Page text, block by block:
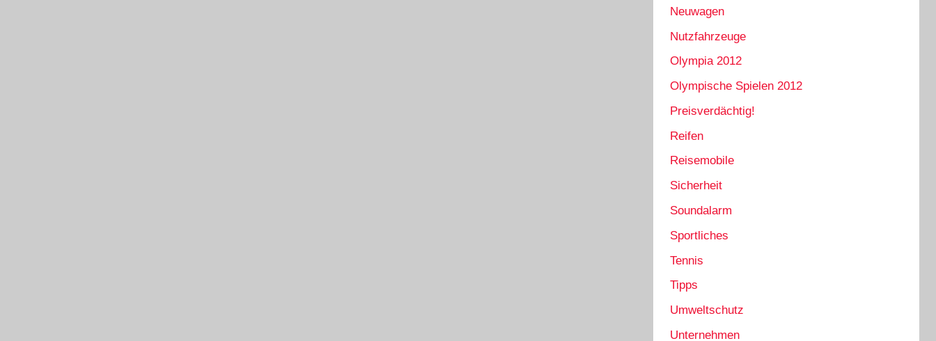
Neuwagen
Nutzfahrzeuge
Olympia 2012
Olympische Spielen 2012
Preisverdächtig!
Reifen
Reisemobile
Sicherheit
Soundalarm
Sportliches
Tennis
Tipps
Umweltschutz
Unternehmen